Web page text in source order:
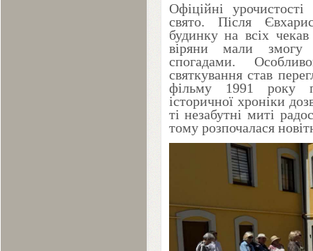
Офіційні
свято. Після
будинку на всіх
віряни мали змогу
спогадами.
святкування став
фільму
1991 року
історичної хроніки
ті незабутні миті
тому розпочалася